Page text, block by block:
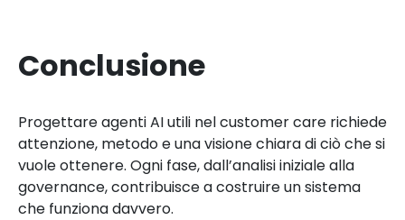
Conclusione
Progettare agenti AI utili nel customer care richiede
attenzione, metodo e una visione chiara di ciò che si
vuole ottenere. Ogni fase, dall’analisi iniziale alla
governance, contribuisce a costruire un sistema
che funziona davvero.